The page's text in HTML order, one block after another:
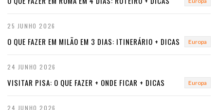
u
s
25 JUNHO 2026
O QUE FAZER EM MILÃO EM 3 DIAS: ITINERÁRIO + DICAS Europa
24 JUNHO 2026
VISITAR PISA: O QUE FAZER + ONDE FICAR + DICAS Europa
24 JUNHO 2026